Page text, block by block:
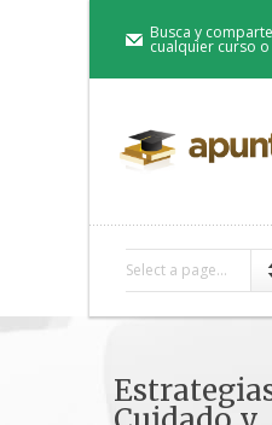
Busca y
cualquier curso
Select a page...